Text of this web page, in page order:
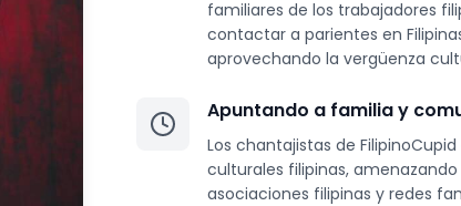
familiares de los trabajadores
contactar a parientes en
aprovechando la vergüenza
Apuntando a familia y
Los chantajistas de
culturales filipinas,
asociaciones filipinas y redes